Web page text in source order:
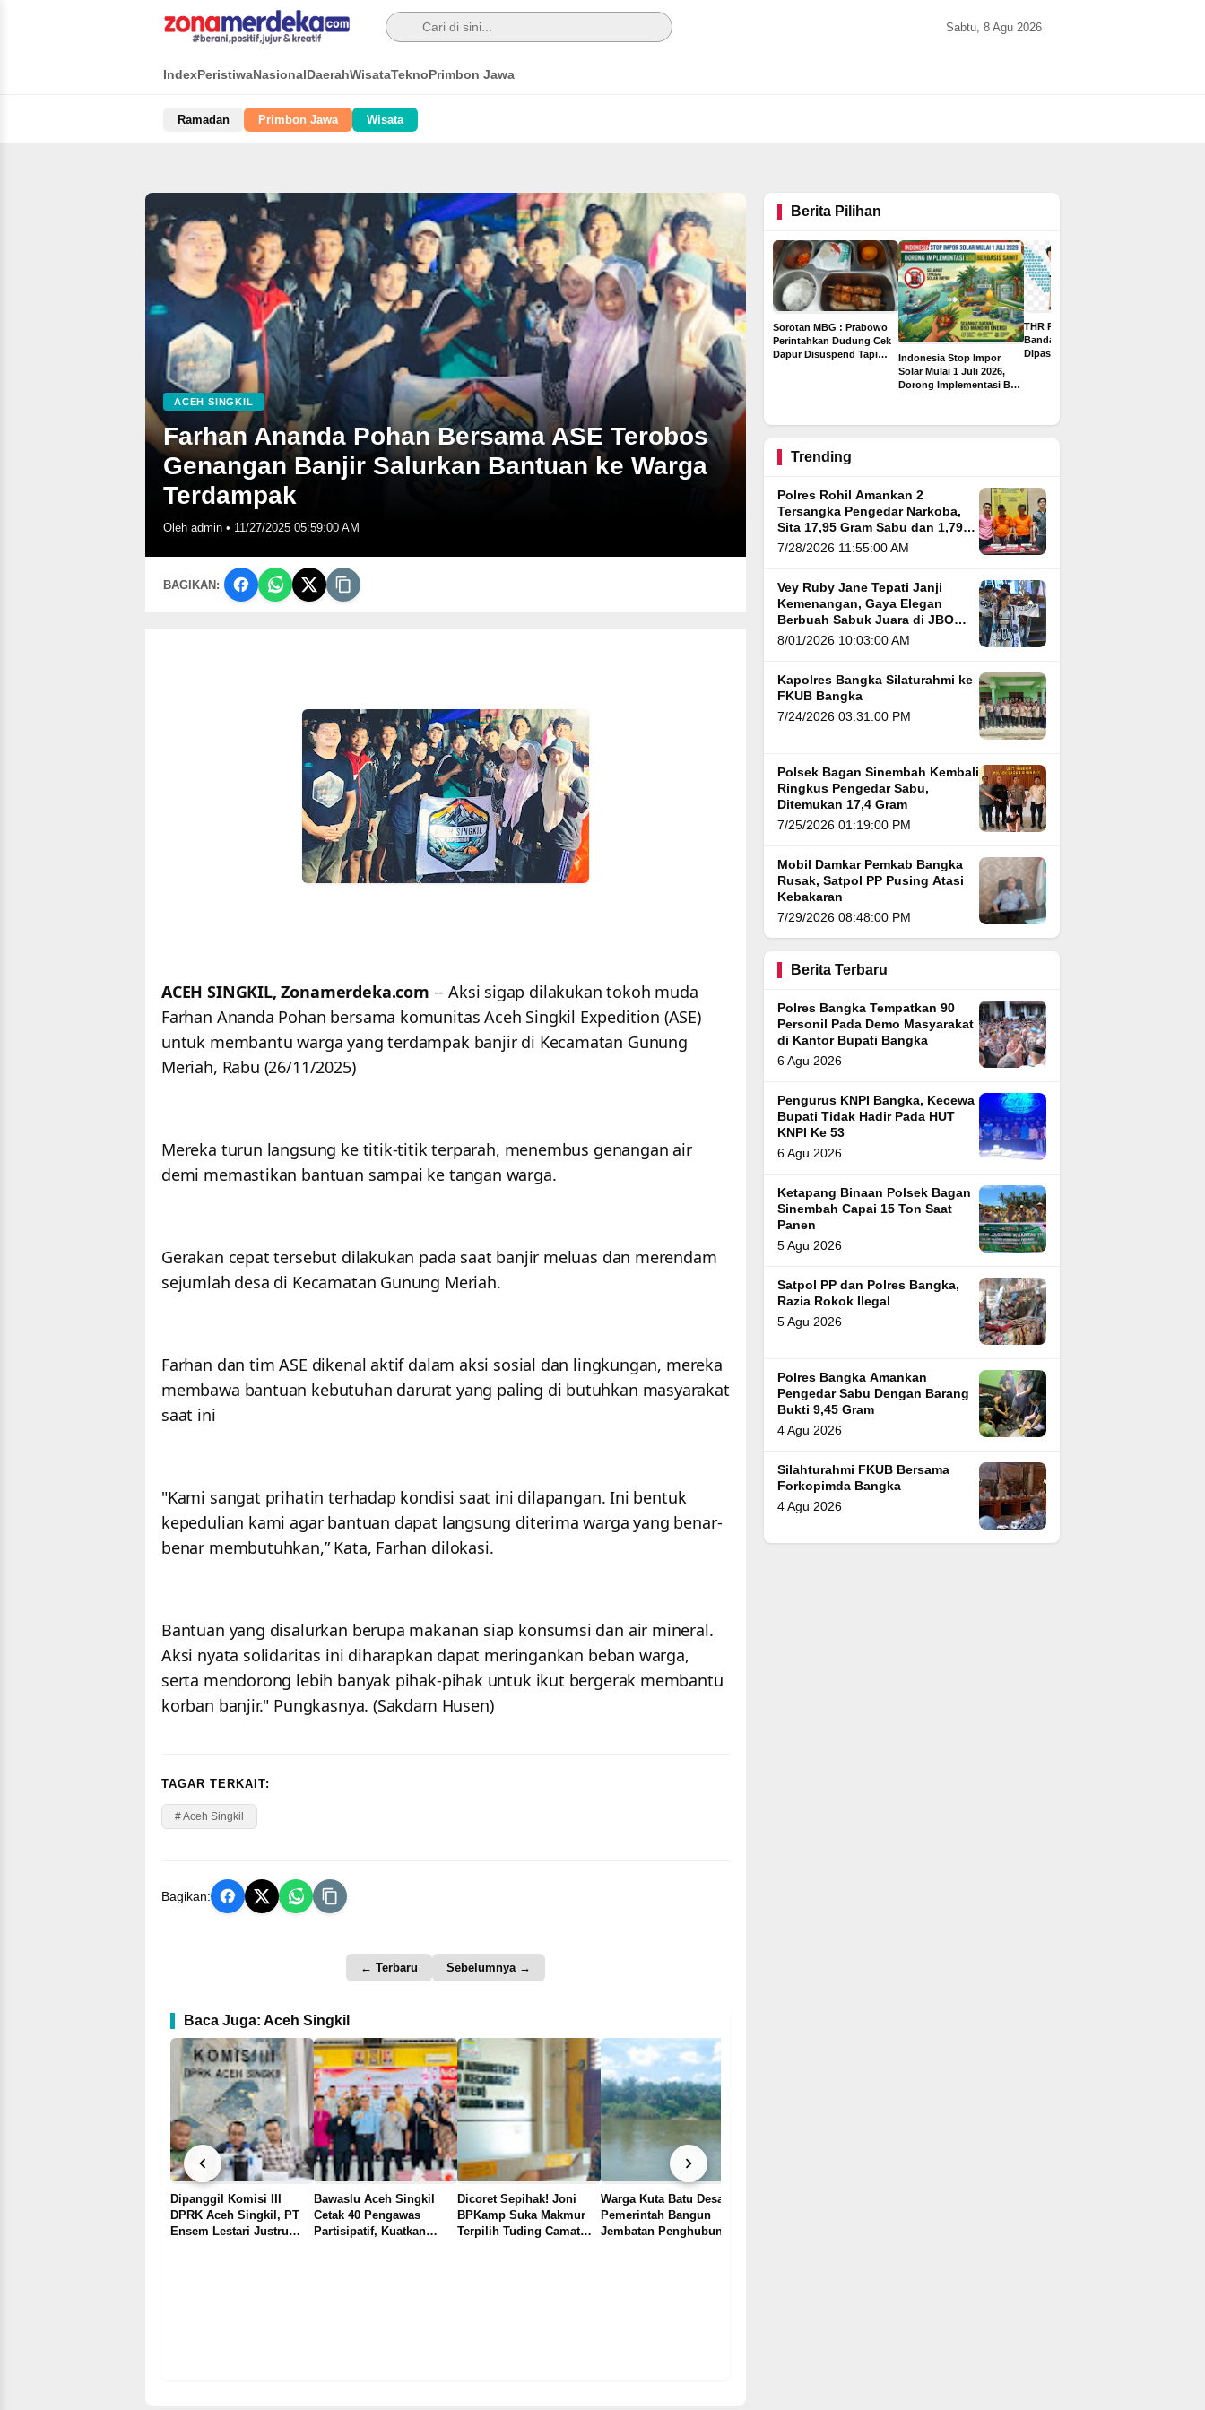
Sabtu, 8 Agu 2026
IndexPeristiwaNasionalDaerahWisataTeknoPrimbon Jawa
Ramadan Primbon Jawa Wisata
ACEH SINGKIL
Farhan Ananda Pohan Bersama ASE Terobos
Genangan Banjir Salurkan Bantuan ke Warga
Terdampak
Oleh admin • 11/27/2025 05:59:00 AM
BAGIKAN:
ACEH SINGKIL, Zonamerdeka.com -- Aksi sigap dilakukan tokoh muda
Farhan Ananda Pohan bersama komunitas Aceh Singkil Expedition (ASE)
untuk membantu warga yang terdampak banjir di Kecamatan Gunung
Meriah, Rabu (26/11/2025)
Mereka turun langsung ke titik-titik terparah, menembus genangan air
demi memastikan bantuan sampai ke tangan warga.
Gerakan cepat tersebut dilakukan pada saat banjir meluas dan merendam
sejumlah desa di Kecamatan Gunung Meriah.
Farhan dan tim ASE dikenal aktif dalam aksi sosial dan lingkungan, mereka
membawa bantuan kebutuhan darurat yang paling di butuhkan masyarakat
saat ini
"Kami sangat prihatin terhadap kondisi saat ini dilapangan. Ini bentuk
kepedulian kami agar bantuan dapat langsung diterima warga yang benar-
benar membutuhkan,” Kata, Farhan dilokasi.
Bantuan yang disalurkan berupa makanan siap konsumsi dan air mineral.
Aksi nyata solidaritas ini diharapkan dapat meringankan beban warga,
serta mendorong lebih banyak pihak-pihak untuk ikut bergerak membantu
korban banjir." Pungkasnya. (Sakdam Husen)
TAGAR TERKAIT:
# Aceh Singkil
Bagikan:
← Terbaru Sebelumnya →
Baca Juga: Aceh Singkil
Dipanggil Komisi III
DPRK Aceh Singkil, PT
Ensem Lestari Justru
Bawaslu Aceh Singkil
Cetak 40 Pengawas
Partisipatif, Kuatkan
Dicoret Sepihak! Joni
BPKamp Suka Makmur
Terpilih Tuding Camat
Warga Kuta Batu Desak
Pemerintah Bangun
Jembatan Penghubung
Berita Pilihan
Buntut Dugaan Kredit
Rumah Bermasalah di
BTN Karawang Diselidiki,
Ratusan Debitur dan
Pejabat Bank Diperiksa
Sorotan MBG : Prabowo
Perintahkan Dudung Cek
Dapur Disuspend Tapi
Indonesia Stop Impor
Solar Mulai 1 Juli 2026,
Dorong Implementasi B50
THR PPPK Paruh Waktu
Bandar Lampung
Dipastikan Cair Rp500
Trending
Polres Rohil Amankan 2
Tersangka Pengedar Narkoba,
Sita 17,95 Gram Sabu dan 1,79
Gram Ganja
7/28/2026 11:55:00 AM
Vey Ruby Jane Tepati Janji
Kemenangan, Gaya Elegan
Berbuah Sabuk Juara di JBO
Vol. 5
8/01/2026 10:03:00 AM
Kapolres Bangka Silaturahmi ke
FKUB Bangka
7/24/2026 03:31:00 PM
Polsek Bagan Sinembah Kembali
Ringkus Pengedar Sabu,
Ditemukan 17,4 Gram
7/25/2026 01:19:00 PM
Mobil Damkar Pemkab Bangka
Rusak, Satpol PP Pusing Atasi
Kebakaran
7/29/2026 08:48:00 PM
Berita Terbaru
Polres Bangka Tempatkan 90
Personil Pada Demo Masyarakat
di Kantor Bupati Bangka
6 Agu 2026
Pengurus KNPI Bangka, Kecewa
Bupati Tidak Hadir Pada HUT
KNPI Ke 53
6 Agu 2026
Ketapang Binaan Polsek Bagan
Sinembah Capai 15 Ton Saat
Panen
5 Agu 2026
Satpol PP dan Polres Bangka,
Razia Rokok Ilegal
5 Agu 2026
Polres Bangka Amankan
Pengedar Sabu Dengan Barang
Bukti 9,45 Gram
4 Agu 2026
Silahturahmi FKUB Bersama
Forkopimda Bangka
4 Agu 2026